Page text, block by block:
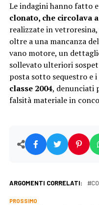
Le indagini hanno fatto
clonato, che circolava
realizzate in
oltre a una mancanza
vano motore, un
sollevato ulteriori
posta sotto sequestro e i
classe 2004, denunciati
falsità materiale in
ARGOMENTI CORRELATI:
PROSSIMO